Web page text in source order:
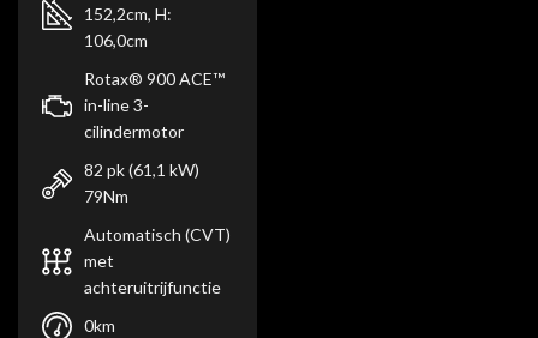
152,2cm, H:
106,0cm
Rotax® 900 ACE™
in-line 3-
cilindermotor
82 pk (61,1 kW)
79Nm
Automatisch (CVT)
met
achteruitrijfunctie
0km